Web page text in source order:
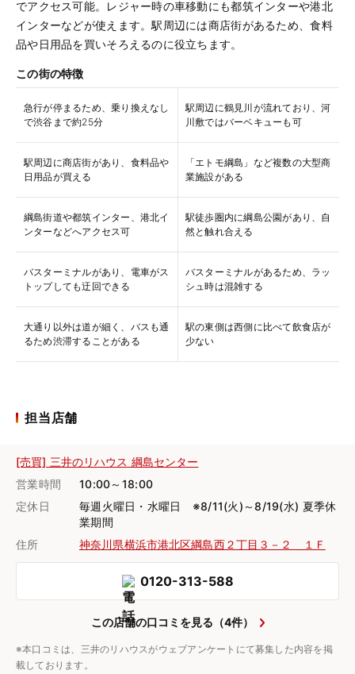
でアクセス可能。レジャー時の車移動にも都筑インターや港北
インターなどが使えます。駅周辺には商店街があるため、食料
品や日用品を買いそろえるのに役立ちます。
この街の特徴
急行が停まるため、乗り換えなし
で渋谷まで約25分
駅周辺に鶴見川が流れており、河
川敷ではバーベキューも可
駅周辺に商店街があり、食料品や
日用品が買える
「エトモ綱島」など複数の大型商
業施設がある
綱島街道や都筑インター、港北イ
ンターなどへアクセス可
駅徒歩圏内に綱島公園があり、自
然と触れ合える
バスターミナルがあり、電車がス
トップしても迂回できる
バスターミナルがあるため、ラッ
シュ時は混雑する
大通り以外は道が細く、バスも通
るため渋滞することがある
駅の東側は西側に比べて飲食店が
少ない
担当店舗
[売買] 三井のリハウス 綱島センター
営業時間
10:00～18:00
定休日
毎週火曜日・水曜日 ※8/11(火)～8/19(水) 夏季休
業期間
住所
神奈川県横浜市港北区綱島西２丁目３－２ １Ｆ
0120-313-588
この店舗の口コミを見る（4件）
※本口コミは、三井のリハウスがウェブアンケートにて募集した内容を掲
載しております。